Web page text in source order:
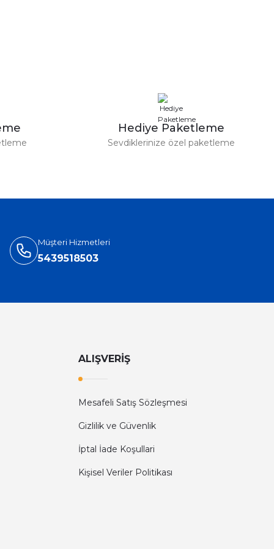
Hediye Paketleme
Sevdiklerinize özel paketleme
Müşteri Hizmetleri
5439518503
ALIŞVERİŞ
Mesafeli Satış Sözleşmesi
Gizlilik ve Güvenlik
İptal İade Koşullari
Kişisel Veriler Politikası